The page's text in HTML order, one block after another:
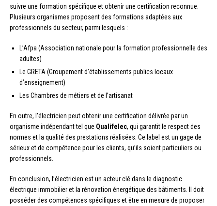
suivre une formation spécifique et obtenir une certification reconnue.
Plusieurs organismes proposent des formations adaptées aux
professionnels du secteur, parmi lesquels :
L’Afpa (Association nationale pour la formation professionnelle des
adultes)
Le GRETA (Groupement d’établissements publics locaux
d’enseignement)
Les Chambres de métiers et de l’artisanat
En outre, l’électricien peut obtenir une certification délivrée par un
organisme indépendant tel que Qualifelec, qui garantit le respect des
normes et la qualité des prestations réalisées. Ce label est un gage de
sérieux et de compétence pour les clients, qu’ils soient particuliers ou
professionnels.
En conclusion, l’électricien est un acteur clé dans le diagnostic
électrique immobilier et la rénovation énergétique des bâtiments. Il doit
posséder des compétences spécifiques et être en mesure de proposer